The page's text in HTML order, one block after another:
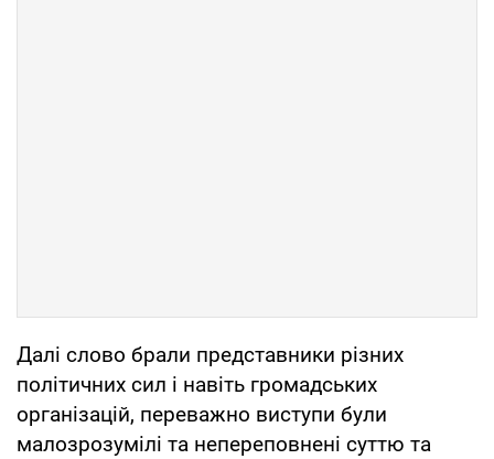
Далі слово брали представники різних
політичних сил і навіть громадських
організацій, переважно виступи були
малозрозумілі та непереповнені суттю та